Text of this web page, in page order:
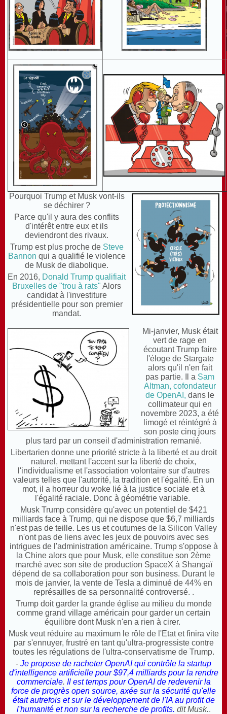
Pourquoi Trump et Musk vont-ils
se déchirer ?
Parce qu'il y aura des conflits
d'intérêt entre eux et ils
deviendront des rivaux.
Trump est plus proche deSteve
Bannon qui a qualifié le violence
de Musk de diabolique.
En 2016, Donald Trump qualifiait
Bruxelles de "trou à rats" Alors
candidat à l'investiture
présidentielle pour son premier
mandat.
Mi-janvier, Musk était
vert de rage en
écoutant Trump faire
l'éloge de Stargate
alors qu'il n'en fait
pas partie. Il a Sam
Altman, cofondateur
de OpenAI, dans le
collimateur qui en
novembre 2023, a été
limogé et réintégré à
son poste cinq jours
plus tard par un conseil d'administration remanié.
Libertarien donne une priorité stricte à la liberté et au droit
naturel, mettant l'accent sur la liberté de choix,
l'individualisme et l'association volontaire sur d'autres
valeurs telles que l'autorité, la tradition et l'égalité. En un
mot, il a horreur du woke lié à la justice sociale et à
l'égalité raciale. Donc à géométrie variable.
Musk Trump considère qu'avec un potentiel de $421
milliards face à Trump, qui ne dispose que $6,7 milliards
n'est pas de teille. Les us et coutumes de la Silicon Valley
n'ont pas de liens avec les jeux de pouvoirs avec ses
intrigues de l'administration américaine. Trump s'oppose à
la Chine alors que pour Musk, elle constitue son 2ème
marché avec son site de production SpaceX à Shangaï
dépend de sa collaboration pour son business. Durant le
mois de janvier, la vente de Tesla a diminué de 44% en
représailles de sa personnalité controversé. .
Trump doit garder la grande église au milieu du monde
comme grand village américain pour garder un certain
équilibre dont Musk n'en a rien à cirer.
Musk veut réduire au maximum le rôle de l'Etat et finira vite
par s'ennuyer, frustré en tant qu'ultra-progressiste contre
toutes les régulations de l'ultra-conservatisme de Trump.
- Je propose de racheter OpenAI qui contrôle la startup
d'intelligence artificielle pour $97,4 milliards pour la rendre
commerciale. Il est temps pour OpenAI de redevenir la
force de progrès open source, axée sur la sécurité qu'elle
était autrefois et sur le développement de l'IA au profit de
l'humanité et non sur la recherche de profits. dit Musk..